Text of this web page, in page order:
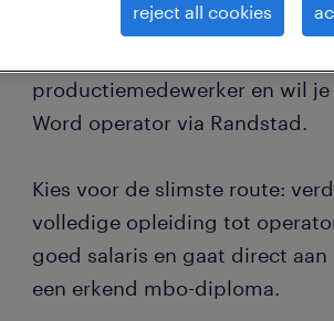
Wil je de volgende stap
carrièreswitch? Ben je nu
productiemedewerker en wil
Word operator via Randstad.
Kies voor de slimste route:
volledige opleiding tot
goed salaris en gaat direct
een erkend mbo-diploma.
reject all cookies